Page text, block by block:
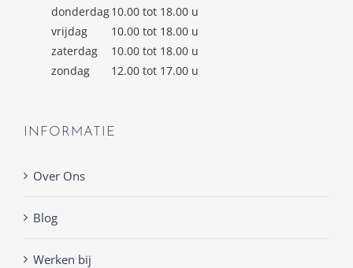
donderdag10.00 tot 18.00 u
vrijdag
10.00 tot 18.00 u
zaterdag
10.00 tot 18.00 u
zondag
12.00 tot 17.00 u
INFORMATIE
Over Ons
Blog
Werken bij